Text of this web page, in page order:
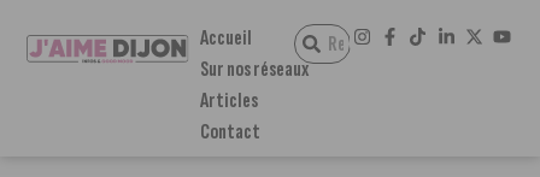
Accueil
Sur nos réseaux
Articles
Contact